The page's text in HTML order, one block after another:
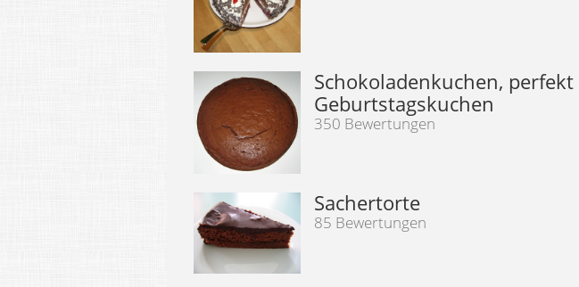
Schokoladenkuchen, perfekt
Geburtstagskuchen
350 Bewertungen
Sachertorte
85 Bewertungen